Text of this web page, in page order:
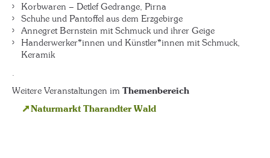
Korbwaren – Detlef Gedrange, Pirna
Schuhe und Pantoffel aus dem Erzgebirge
Annegret Bernstein mit Schmuck und ihrer Geige
Handerwerker*innen und Künstler*innen mit Schmuck,
Keramik
.
Weitere Veranstaltungen im Themenbereich
Naturmarkt Tharandter Wald